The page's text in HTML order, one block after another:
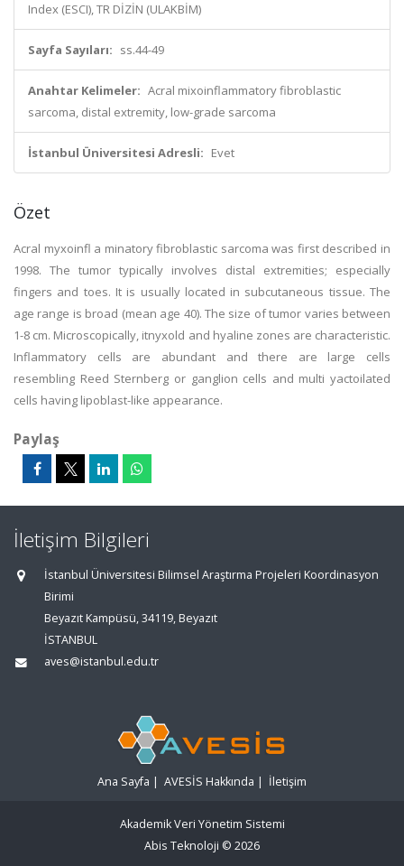
Index (ESCI), TR DİZİN (ULAKBİM)
Sayfa Sayıları: ss.44-49
Anahtar Kelimeler: Acral mixoinflammatory fibroblastic
sarcoma, distal extremity, low-grade sarcoma
İstanbul Üniversitesi Adresli: Evet
Özet
Acral myxoinfl a minatory fibroblastic sarcoma was first described in
1998. The tumor typically involves distal extremities; especially
fingers and toes. It is usually located in subcutaneous tissue. The
age range is broad (mean age 40). The size of tumor varies between
1-8 cm. Microscopically, itnyxold and hyaline zones are characteristic.
Inflammatory cells are abundant and there are large cells
resembling Reed Sternberg or ganglion cells and multi yactoilated
cells having lipoblast-like appearance.
Paylaş
İletişim Bilgileri
İstanbul Üniversitesi Bilimsel Araştırma Projeleri Koordinasyon
Birimi
Beyazıt Kampüsü, 34119, Beyazıt
İSTANBUL
aves@istanbul.edu.tr
Ana Sayfa | AVESİS Hakkında | İletişim
Akademik Veri Yönetim Sistemi
Abis Teknoloji © 2026